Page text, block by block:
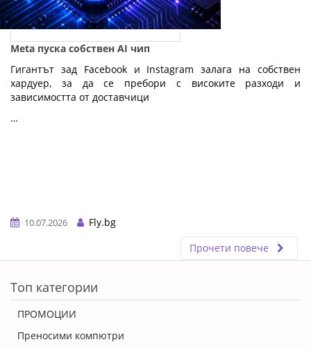
Meta пуска собствен AI чип
Гигантът зад Facebook и Instagram залага на собствен
хардуер, за да се пребори с високите разходи и
зависимостта от доставчици
…
10.07.2026
Fly.bg
Прочети повече
Топ категории
ПРОМОЦИИ
Преносими компютри